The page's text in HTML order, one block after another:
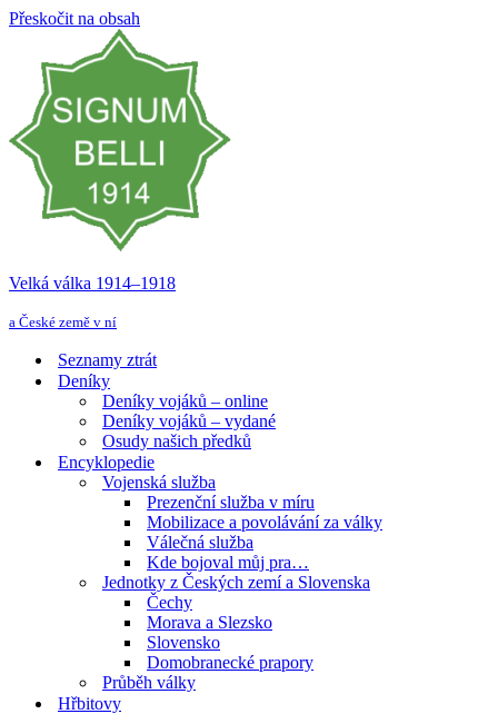
Přeskočit na obsah
Velká válka 1914–⁠⁠⁠⁠⁠⁠1918
a České země v ní
Seznamy ztrát
Deníky
Deníky vojáků – online
Deníky vojáků – vydané
Osudy našich předků
Encyklopedie
Vojenská služba
Prezenční služba v míru
Mobilizace a povolávání za války
Válečná služba
Kde bojoval můj pra…
Jednotky z Českých zemí a Slovenska
Čechy
Morava a Slezsko
Slovensko
Domobranecké prapory
Průběh války
Hřbitovy